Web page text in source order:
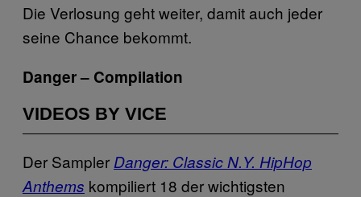
Die Verlosung geht weiter, damit auch jeder
seine Chance bekommt.
Danger – Compilation
VIDEOS BY VICE
Der Sampler Danger: Classic N.Y. HipHop
Anthems kompiliert 18 der wichtigsten